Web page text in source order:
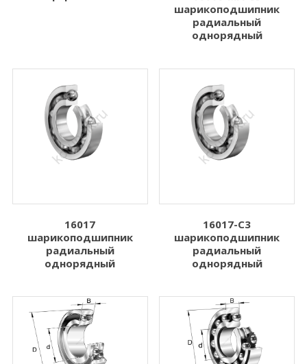
шарикоподшипник
радиальный
однорядный
16017
шарикоподшипник
радиальный
однорядный
16017-C3
шарикоподшипник
радиальный
однорядный